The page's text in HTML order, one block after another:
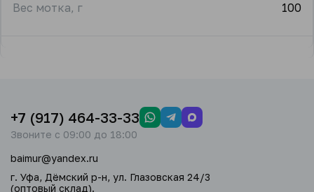
Вес мотка, г 100
+7 (917) 464-33-33
Звоните с 09:00 до 18:00
baimur@yandex.ru
г. Уфа, Дёмский р-н, ул. Глазовская 24/3
(оптовый склад).